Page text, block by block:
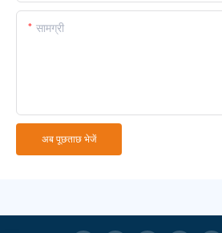
सामग्री
अब पूछताछ भेजें